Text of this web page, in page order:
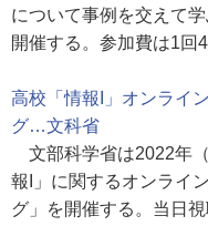
について事例を交えて
開催する。参加費は1回
高校「情報I」オンライ
グ…文科省
文部科学省は2022年
報I」に関するオンライ
グ」を開催する。当日